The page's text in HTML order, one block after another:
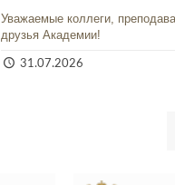
Уважаемые коллеги,
друзья Академии!
31.07.2026